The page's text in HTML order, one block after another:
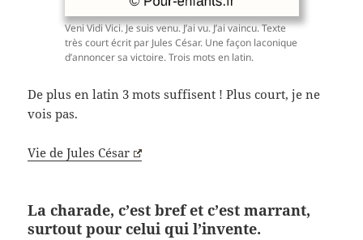
Veni Vidi Vici. Je suis venu. J’ai vu. J’ai vaincu. Texte
très court écrit par Jules César. Une façon laconique
d’annoncer sa victoire. Trois mots en latin.
De plus en latin 3 mots suffisent ! Plus court, je ne
vois pas.
Vie de Jules César
La charade, c’est bref et c’est marrant,
surtout pour celui qui l’invente.